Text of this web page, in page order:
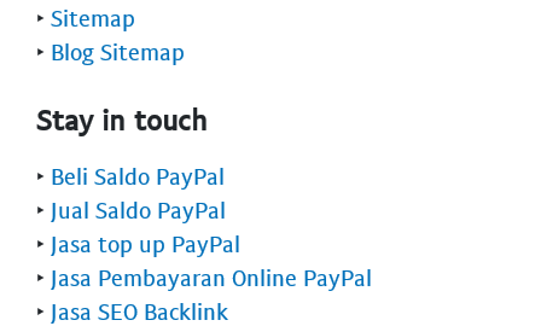
‣ Sitemap
‣ Blog Sitemap
Stay in touch
‣ Beli Saldo PayPal
‣ Jual Saldo PayPal
‣ Jasa top up PayPal
‣ Jasa Pembayaran Online PayPal
‣ Jasa SEO Backlink